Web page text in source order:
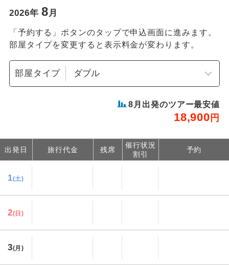
2026年 8月
「予約する」ボタンのタップで申込画面に進みます。
部屋タイプを変更すると表示料金が変わります。
部屋タイプ
8 月出発のツアー最安値
18,900 円
出発日 旅行代金 残席
催行状況
割引
予約
1(土)
2(日)
3(月)